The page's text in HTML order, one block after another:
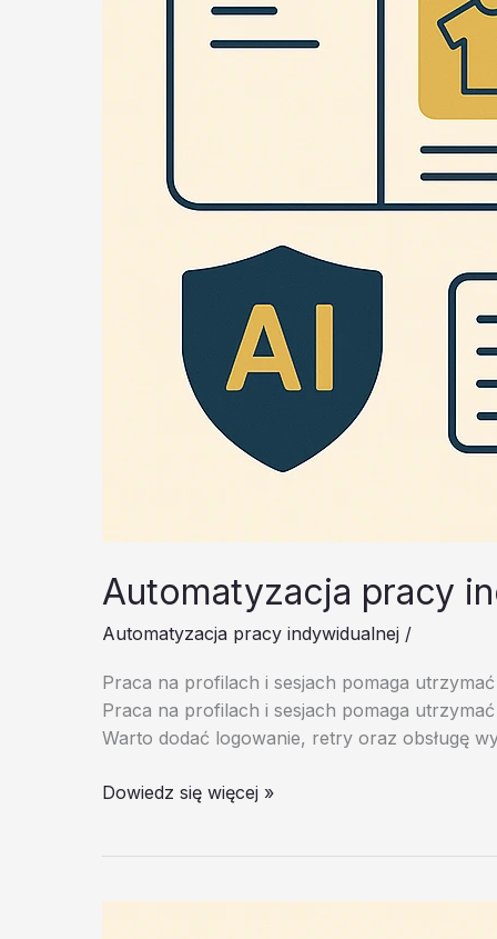
Automatyzacja pracy
Automatyzacja pracy indywidualnej /
Praca na profilach i sesjach pomaga
Praca na profilach i sesjach pomaga
Warto dodać logowanie, retry oraz obsługę
Automatyzacja
test
Dowiedz się więcej »